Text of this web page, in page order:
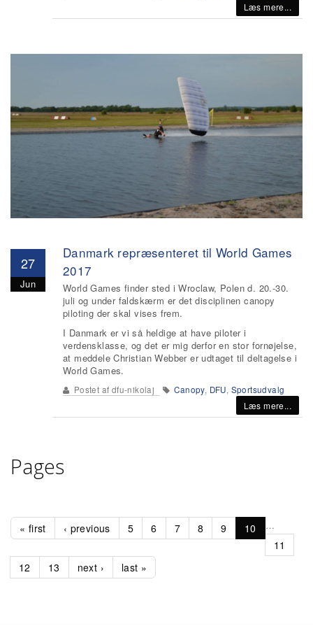
Læs mere...
27
Jun
Danmark repræsenteret til World Games
2017
World Games finder sted i Wroclaw, Polen d. 20.-30.
juli og under faldskærm er det disciplinen canopy
piloting der skal vises frem.
I Danmark er vi så heldige at have piloter i
verdensklasse, og det er mig derfor en stor fornøjelse,
at meddele Christian Webber er udtaget til deltagelse i
World Games.
Postet af dfu-nikolaj Canopy, DFU, Sportsudvalg
Læs mere...
Pages
« first ‹ previous …
5 6 7 8 9
10
11
12
13 next › last »